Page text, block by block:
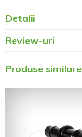
Detalii
Review-uri
Produse similare